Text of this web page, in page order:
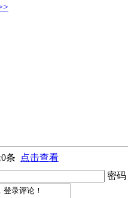
0条
点击查看
密码